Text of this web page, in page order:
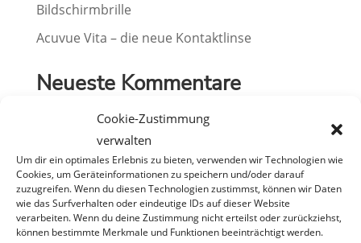
Cookie-Zustimmung
verwalten
Um dir ein optimales Erlebnis zu bieten, verwenden wir Technologien wie
Cookies, um Geräteinformationen zu speichern und/oder darauf
zuzugreifen. Wenn du diesen Technologien zustimmst, können wir Daten
wie das Surfverhalten oder eindeutige IDs auf dieser Website
verarbeiten. Wenn du deine Zustimmung nicht erteilst oder zurückziehst,
können bestimmte Merkmale und Funktionen beeinträchtigt werden.
Bildschirmbrille
Acuvue Vita – die neue Kontaktlinse
Neueste Kommentare
Es sind keine Kommentare vorhanden.